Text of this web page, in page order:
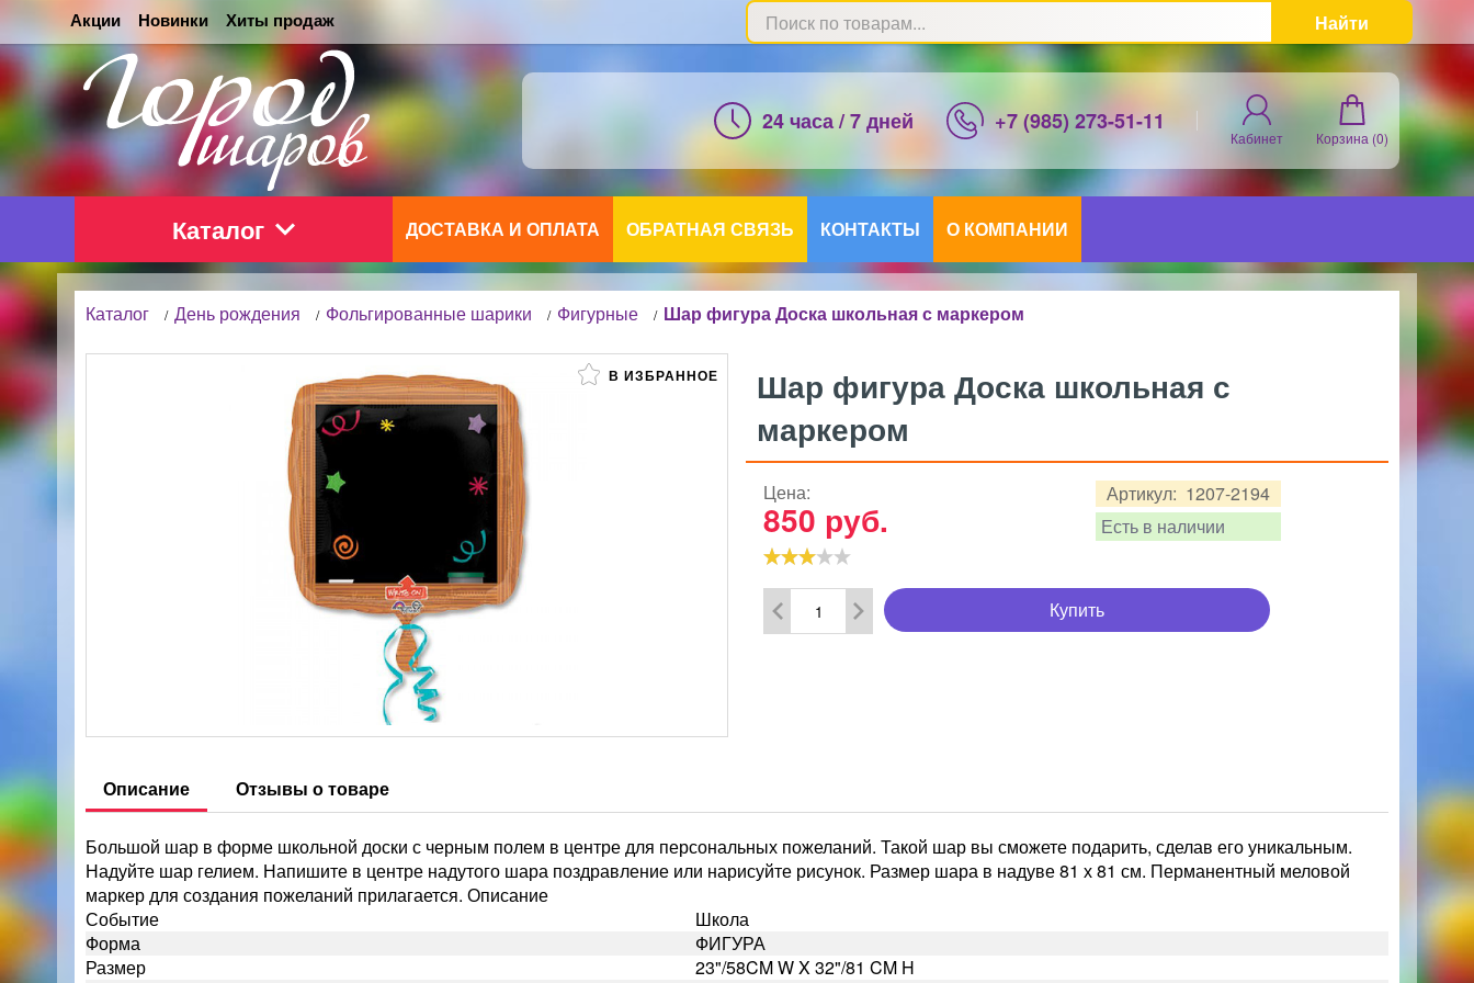
Акции Новинки Хиты продаж Найти
24 часа / 7 дней +7 (985) 273-51-11
Кабинет Корзина (0)
Каталог ДОСТАВКА И ОПЛАТА ОБРАТНАЯ СВЯЗЬ КОНТАКТЫ О КОМПАНИИ
Каталог / День рождения / Фольгированные шарики / Фигурные / Шар фигура Доска школьная с маркером
В ИЗБРАННОЕ
Шар фигура Доска школьная с
маркером
Артикул: 1207-2194
Есть в наличии
Цена:
850 руб.
Купить
Описание Отзывы о товаре
Большой шар в форме школьной доски с черным полем в центре для персональных пожеланий. Такой шар вы сможете подарить, сделав его уникальным.
Надуйте шар гелием. Напишите в центре надутого шара поздравление или нарисуйте рисунок. Размер шара в надуве 81 х 81 см. Перманентный меловой
маркер для создания пожеланий прилагается. Описание
Событие
Школа
Форма
ФИГУРА
Размер
23"/58CM W X 32"/81 CM H